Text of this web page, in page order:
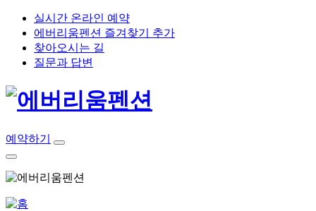
실시간 온라인 예약
에버리움펜션 즐겨찾기 추가
찾아오시는 길
질문과 답변
예약하기